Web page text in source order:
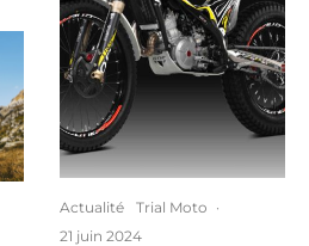
Actualité Trial Moto ·
21 juin 2024